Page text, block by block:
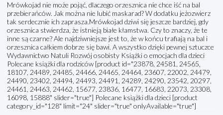
Mrówkojad nie może pojąć, dlaczego orzesznica nie chce iść na bal
przebierańców. Jak można nie lubić maskarad? W dodatku jeżozwierz
tak serdecznie ich zaprasza.Mrówkojad dziwi się jeszcze bardziej, gdy
orzesznica stwierdza, że istnieją białe kłamstwa. Czy to znaczy, że te
inne są czarne? Ale najdziwniejsze jest to, że w końcu trafiają na bal i
orzesznica całkiem dobrze się bawi. A wszystko dzięki pewnej sztuczce
Wydawnictwo Natuli Rozwój osobisty Książki o emocjach dla dzieci
Polecane książki dla rodziców [product id="23878, 24581, 24565,
18107, 24489, 24485, 24466, 24465, 24464, 23607, 22002, 24479,
24490, 23402, 24494, 24493, 24491, 24289, 24290, 23542, 20297,
24461, 24463, 24462, 15677, 23836, 16477, 16683, 22073, 23308,
16098, 15888" slider="true"] Polecane książki dla dzieci [product
category_id="128" limit="24" slider="true" onlyAvailable="true"]